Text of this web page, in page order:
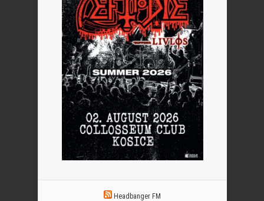
Headbanger FM